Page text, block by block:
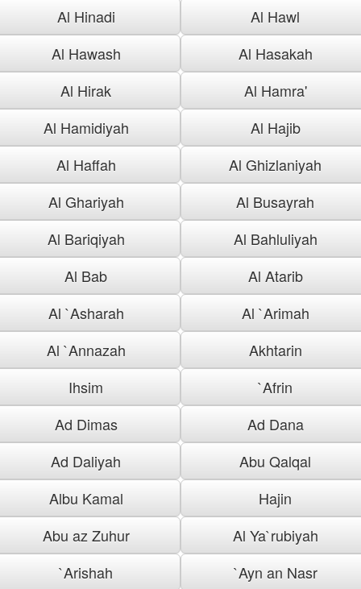
Al Hinadi
Al Hawl
Al Hawash
Al Hasakah
Al Hirak
Al Hamra'
Al Hamidiyah
Al Hajib
Al Haffah
Al Ghizlaniyah
Al Ghariyah
Al Busayrah
Al Bariqiyah
Al Bahluliyah
Al Bab
Al Atarib
Al `Asharah
Al `Arimah
Al `Annazah
Akhtarin
Ihsim
`Afrin
Ad Dimas
Ad Dana
Ad Daliyah
Abu Qalqal
Albu Kamal
Hajin
Abu az Zuhur
Al Ya`rubiyah
`Arishah
`Ayn an Nasr